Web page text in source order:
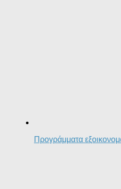
Προγράμματα